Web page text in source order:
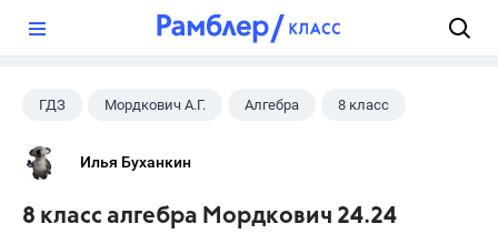
ГДЗ Мордкович А.Г. Алгебра 8 класс
Илья Буханкин
8 класс алгебра Мордкович 24.24